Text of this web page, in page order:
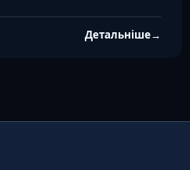
Детальніше→